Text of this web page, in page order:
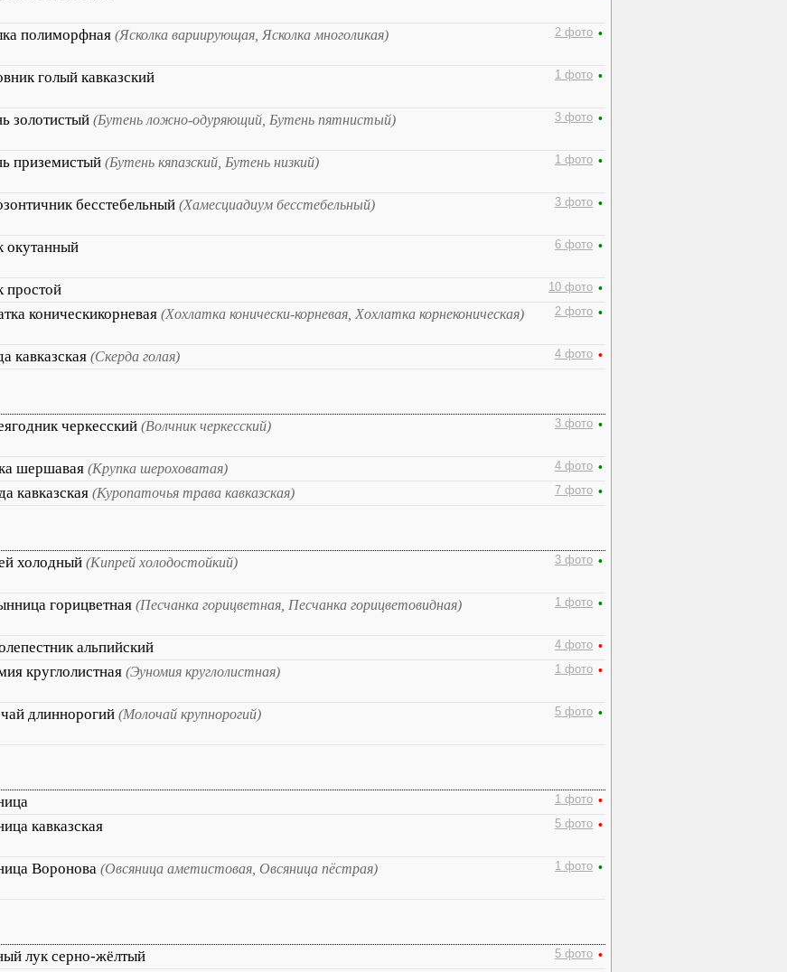
полиморфная (Ясколка вариирующая, Ясколка многоликая) 2 фото •
голый кавказский 1 фото •
золотистый (Бутень ложно-одуряющий, Бутень пятнистый) 3 фото •
приземистый (Бутень кяпазский, Бутень низкий) 1 фото •
бесстебельный (Хамесциадиум бесстебельный) 3 фото •
окутанный 6 фото •
простой 10 фото •
коническикорневая (Хохлатка конически-корневая, Хохлатка корнеконическая) 2 фото •
кавказская (Скерда голая) 4 фото •
черкесский (Волчник черкесский) 3 фото •
шершавая (Крупка шероховатая) 4 фото •
кавказская (Куропаточья трава кавказская) 7 фото •
холодный (Кипрей холодостойкий) 3 фото •
горицветная (Песчанка горицветная, Песчанка горицветовидная) 1 фото •
альпийский 4 фото •
круглолистная (Эуномия круглолистная) 1 фото •
длиннорогий (Молочай крупнорогий) 5 фото •
1 фото •
кавказская 5 фото •
Воронова (Овсяница аметистовая, Овсяница пёстрая) 1 фото •
лук серно-жёлтый 5 фото •